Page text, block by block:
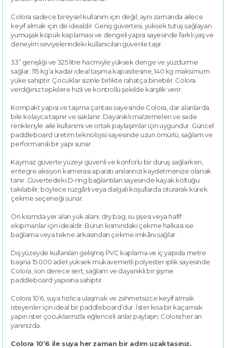
Colora sadece bireysel kullanım için değil, aynı zamanda ailece
keyif almak için de idealdir. Geniş güvertesi, yüksek tutuş sağlayan
yumuşak köpük kaplaması ve dengeli yapısı sayesinde farklı yaş ve
deneyim seviyelerindeki kullanıcıları güvenle taşır.
33” genişliği ve 325 litre hacmiyle yüksek denge ve yüzdürme
sağlar. 115 kg’a kadar ideal taşıma kapasitesine, 140 kg maksimum
yüke sahiptir. Çocuklar sizinle birlikte rahatça binebilir. Colora
verdiğiniz tepkilere hızlı ve kontrollü şekilde karşılık verir.
Kompakt yapısı ve taşıma çantası sayesinde Colora, dar alanlarda
bile kolayca taşınır ve saklanır. Dayanıklı malzemeleri ve sade
renkleriyle aile kullanımı ve ortak paylaşımlar için uygundur. Güncel
paddleboard üretim teknolojisi sayesinde uzun ömürlü, sağlam ve
performanslı bir yapı sunar.
Kaymaz güverte yüzeyi güvenli ve konforlu bir duruş sağlarken,
entegre aksiyon kamerası aparatı anılarınızı kaydetmenize olanak
tanır. Güvertedeki D-ring bağlantıları sayesinde kayak koltuğu
takılabilir; böylece rüzgârlı veya dalgalı koşullarda oturarak kürek
çekme seçeneği sunar.
Ön kısımda yer alan yük alanı; dry bag, su şişesi veya hafif
ekipmanlar için idealdir. Burun kısmındaki çekme halkası ise
bağlama veya tekne arkasından çekme imkânı sağlar.
Dış yüzeyde kullanılan gelişmiş PVC kaplama ve iç yapıda metre
başına 15.000 adet yüksek mukavemetli polyester iplik sayesinde
Colora, son derece sert, sağlam ve dayanıklı bir şişme
paddleboard yapısına sahiptir.
Colora 10’6, suya hızlıca ulaşmak ve zahmetsizce keyif almak
isteyenler için ideal bir paddleboard’dur. İster kısa bir kaçamak
yapın ister çocuklarınızla eğlenceli anlar paylaşın; Colora her an
yanınızda.
Colora 10’6 ile suya her zaman bir adım uzaktasınız.